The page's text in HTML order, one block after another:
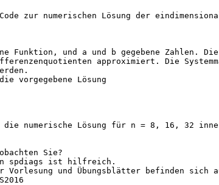
zur numerischen Lösung der
Funktion, und a und b gegebene Zahlen.
approximiert. Die
vorgegebene Lösung
die numerische Lösung für n = 8, 16, 32
Sie?
spdiags ist hilfreich.
Vorlesung und Übungsblätter befinden sich